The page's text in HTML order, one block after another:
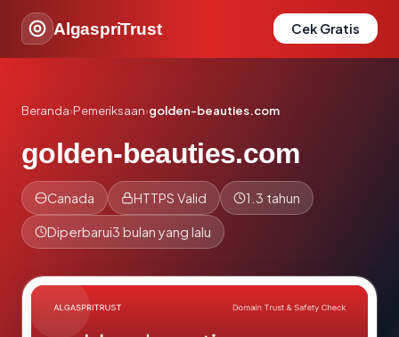
AlgaspriTrust Cek Gratis
Beranda›Pemeriksaan›golden-beauties.com
golden-beauties.com
Canada HTTPS Valid 1.3 tahun
Diperbarui3 bulan yang lalu